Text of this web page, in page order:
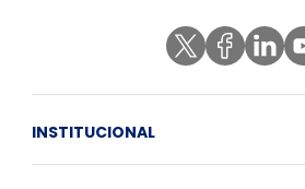
INSTITUCIONAL